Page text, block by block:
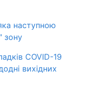
наступною
зону
COVID-19
вихідних